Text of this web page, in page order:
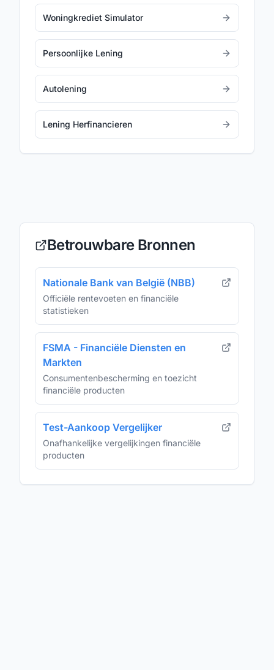
Woningkrediet Simulator
Persoonlijke Lening
Autolening
Lening Herfinancieren
Betrouwbare Bronnen
Nationale Bank van België (NBB)
Officiële rentevoeten en financiële
statistieken
FSMA - Financiële Diensten en
Markten
Consumentenbescherming en toezicht
financiële producten
Test-Aankoop Vergelijker
Onafhankelijke vergelijkingen financiële
producten